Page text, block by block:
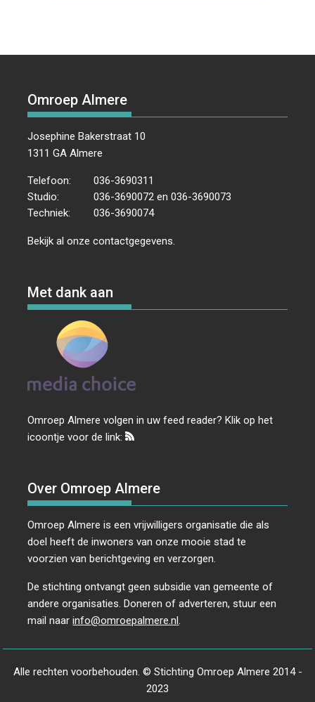
Omroep Almere
Josephine Bakerstraat 10
1311 GA Almere
Telefoon:
036-3690311
Studio:
036-3690072 en 036-3690073
Techniek:
036-3690074
Bekijk al onzecontactgegevens
Met dank aan
Omroep Almere volgen in uw feed reader? Klik op het
icoontje voor de link:
Over Omroep Almere
Omroep Almere is een vrijwilligers organisatie die als
doel heeft de inwoners van onze mooie stad te
voorzien van berichtgeving en verzorgen.
De stichting ontvangt geen subsidie van gemeente of
andere organisaties. Doneren of adverteren, stuur een
mail naarinfo@omroepalmere.nl.
Alle rechten voorbehouden. © Stichting Omroep Almere 2014 -
2023